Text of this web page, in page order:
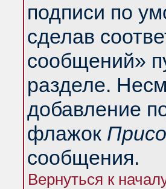
подписи по
сделав
сообщений»
разделе.
добавление
флажок
сообщения.
Вернуться к